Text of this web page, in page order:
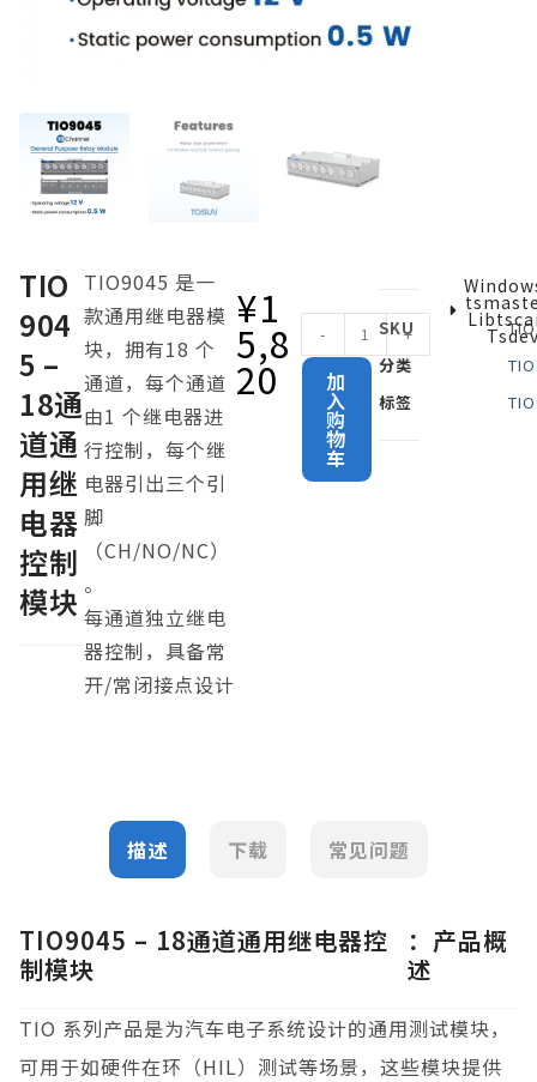
TIO
904
5 –
18通
道通
用继
电器
控制
模块
TIO9045 是一
款通用继电器模
块，拥有18 个
通道，每个通道
由1 个继电器进
行控制，每个继
电器引出三个引
脚
（CH/NO/NC）
。
每通道独立继电
器控制，具备常
开/常闭接点设计
¥1
5,8
20
- +
加
入
购
物
车
SKU
分类
TIO
标签
描述 下载 常见问题
TIO9045 – 18通道通用继电器控
制模块
：产品概
述
TIO 系列产品是为汽车电子系统设计的通用测试模块，
可用于如硬件在环（HIL）测试等场景，这些模块提供